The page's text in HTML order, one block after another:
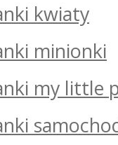
kwiaty
minionki
my little